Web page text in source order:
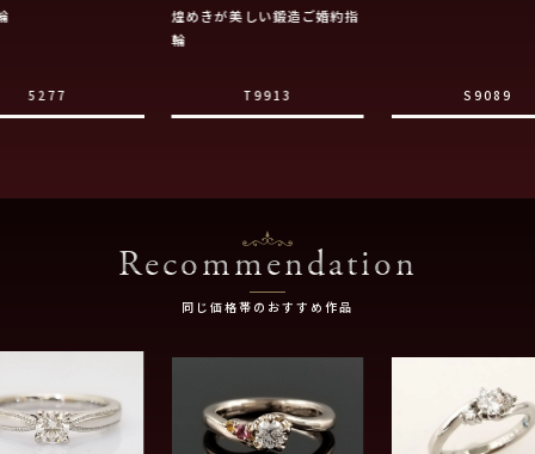
5277
煌めきが美しい鍛造ご婚約指
輪
T9913 S9089
Recommendation
同じ価格帯のおすすめ作品